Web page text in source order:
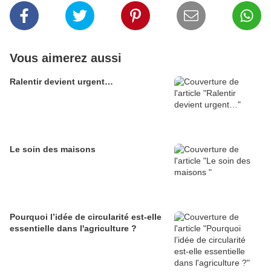
Vous aimerez aussi
Ralentir devient urgent…
Le soin des maisons
Pourquoi l’idée de circularité est-elle
essentielle dans l'agriculture ?